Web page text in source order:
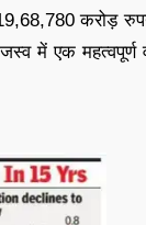
करोड़
में एक महत्वपूर्ण